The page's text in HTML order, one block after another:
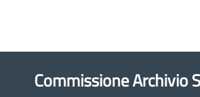
Commissione Archivio